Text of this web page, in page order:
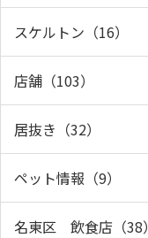
スケルトン（16）
店舗（103）
居抜き（32）
ペット情報（9）
名東区 飲食店（38）